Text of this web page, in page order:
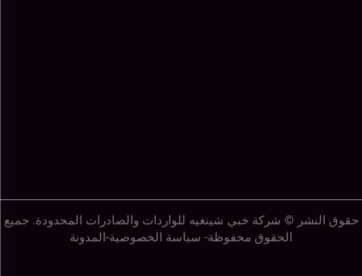
حقوق النشر © شركة خبي شينغيه للواردات والصادرات المحدودة. جميع
الحقوق محفوظة- سياسة الخصوصية-المدونة